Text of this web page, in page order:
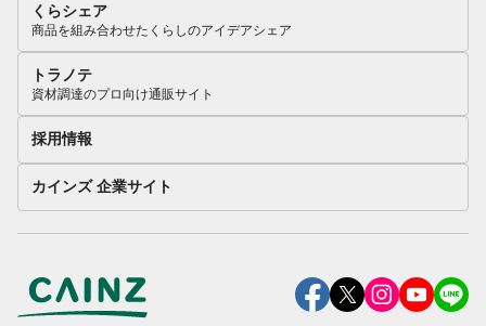
くらシェア
商品を組み合わせたくらしのアイデアシェア
トラノテ
資材調達のプロ向け通販サイト
採用情報
カインズ 企業サイト